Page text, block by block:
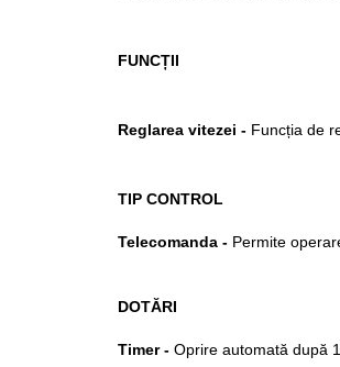
FUNCȚII
Reglarea vitezei - Funcția de
TIP CONTROL
Telecomanda - Permite
DOTĂRI
Timer - Oprire automată după